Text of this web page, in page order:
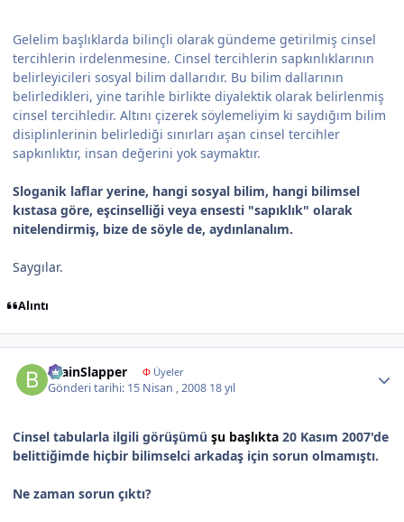
Gelelim başlıklarda bilinçli olarak gündeme getirilmiş cinsel
tercihlerin irdelenmesine. Cinsel tercihlerin sapkınlıklarının
belirleyicileri sosyal bilim dallarıdır. Bu bilim dallarının
belirledikleri, yine tarihle birlikte diyalektik olarak belirlenmiş
cinsel tercihledir. Altını çizerek söylemeliyim ki saydığım bilim
disiplinlerinin belirlediği sınırları aşan cinsel tercihler
sapkınlıktır, insan değerini yok saymaktır.
Sloganik laflar yerine, hangi sosyal bilim, hangi bilimsel
kıstasa göre, eşcinselliği veya ensesti "sapıklık" olarak
nitelendirmiş, bize de söyle de, aydınlanalım.
Saygılar.
Alıntı
BrainSlapper ΦÜyeler
Gönderi tarihi: 15 Nisan , 2008 18 yıl
Cinsel tabularla ilgili görüşümü şu başlıkta 20 Kasım 2007'de
belittiğimde hiçbir bilimselci arkadaş için sorun olmamıştı.
Ne zaman sorun çıktı?